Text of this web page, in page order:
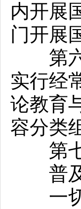
内开展
门开展
第六
实行经
论教育
容分类
第七
普及
一切